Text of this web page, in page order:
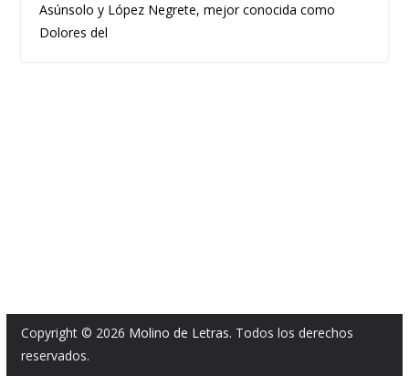
Asúnsolo y López Negrete, mejor conocida como
Dolores del
Copyright © 2026 Molino de Letras. Todos los derechos
reservados.